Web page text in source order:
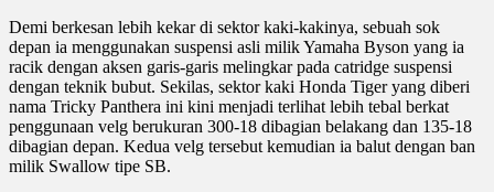
Demi berkesan lebih kekar di sektor kaki-kakinya, sebuah sok
depan ia menggunakan suspensi asli milik Yamaha Byson yang ia
racik dengan aksen garis-garis melingkar pada catridge suspensi
dengan teknik bubut. Sekilas, sektor kaki Honda Tiger yang diberi
nama Tricky Panthera ini kini menjadi terlihat lebih tebal berkat
penggunaan velg berukuran 300-18 dibagian belakang dan 135-18
dibagian depan. Kedua velg tersebut kemudian ia balut dengan ban
milik Swallow tipe SB.